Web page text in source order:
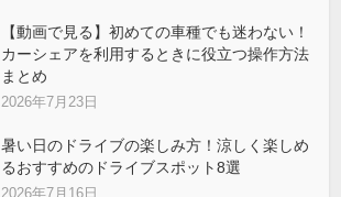
【動画で見る】初めての車種でも迷わない！
カーシェアを利用するときに役立つ操作方法
まとめ
2026年7月23日
暑い日のドライブの楽しみ方！涼しく楽しめ
るおすすめのドライブスポット8選
2026年7月16日